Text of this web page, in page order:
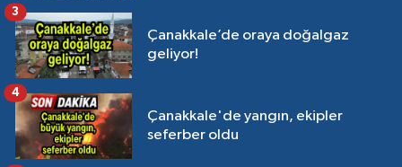
Çanakkale’de oraya doğalgaz
geliyor!
3
Çanakkale'de yangın, ekipler
seferber oldu
4